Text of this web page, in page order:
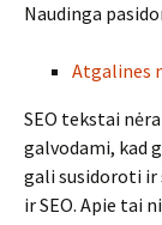
Naudinga
Atgalines
SEO tekstai
galvodami, kad
gali susidoroti ir
ir SEO. Apie tai